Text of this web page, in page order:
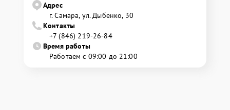
Адрес
г. Самара, ул. Дыбенко, 30
Контакты
+7 (846) 219-26-84
Время работы
Работаем с 09:00 до 21:00